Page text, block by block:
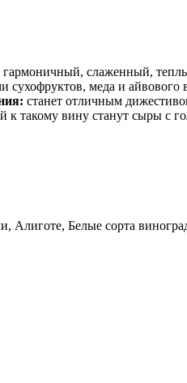
слаженный,
сухофруктов, меда и айвового
станет отличным
к такому вину станут сыры с
Алиготе, Белые сорта